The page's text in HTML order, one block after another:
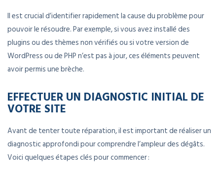
Il est crucial d’identifier rapidement la cause du problème pour
pouvoir le résoudre. Par exemple, si vous avez installé des
plugins ou des thèmes non vérifiés ou si votre version de
WordPress ou de PHP n’est pas à jour, ces éléments peuvent
avoir permis une brèche.
EFFECTUER UN DIAGNOSTIC INITIAL DE
VOTRE SITE
Avant de tenter toute réparation, il est important de réaliser un
diagnostic approfondi pour comprendre l’ampleur des dégâts.
Voici quelques étapes clés pour commencer :